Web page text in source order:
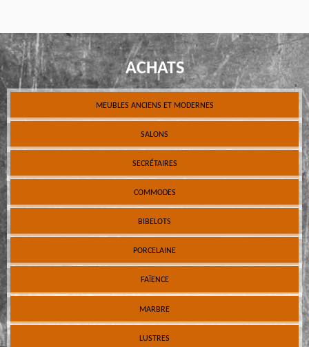
ACHATS
MEUBLES ANCIENS ET MODERNES
SALONS
SECRÉTAIRES
COMMODES
BIBELOTS
PORCELAINE
FAÏENCE
MARBRE
LUSTRES